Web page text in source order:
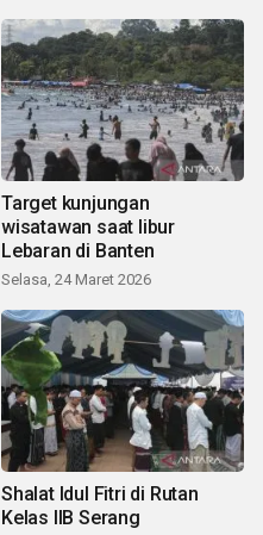
Target kunjungan
wisatawan saat libur
Lebaran di Banten
Selasa, 24 Maret 2026
Shalat Idul Fitri di Rutan
Kelas IIB Serang